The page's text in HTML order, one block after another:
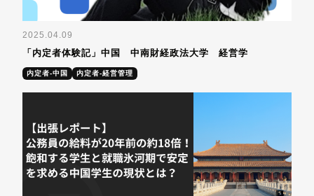
2025.04.09
「内定者体験記」中国 中南財経政法大学 経営学
内定者-中国 内定者-経営管理